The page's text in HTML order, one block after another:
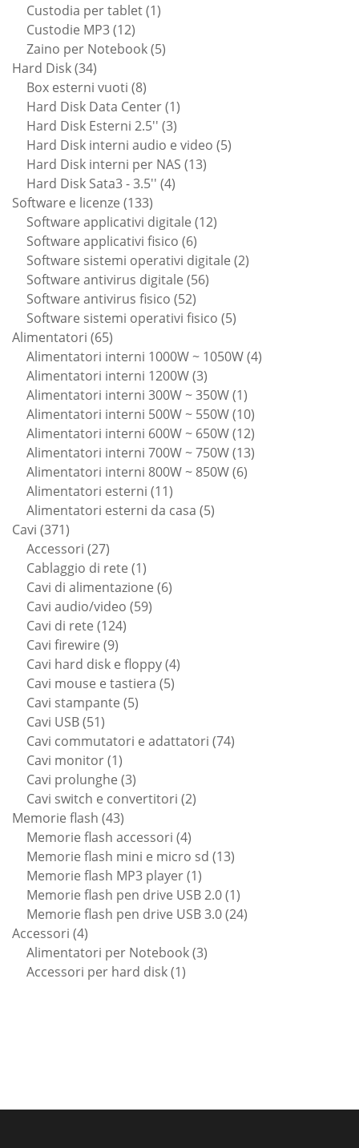
Custodia per tablet 11
Custodie MP3 1212
prodotti
Zaino per Notebook 55
Hard Disk 3434
prodotti
Box esterni vuoti 88
prodotti
Hard Disk Data Center 11
prodotto
Hard Disk Esterni 2.5'' 33
prodotti
Hard Disk interni audio e video 55
Hard Disk interni per NAS 1313
Hard Disk Sata3 - 3.5'' 44
Software e licenze 133133
prodotti
Software applicativi digitale 1212
Software applicativi fisico 66
prodotti
Software sistemi operativi digitale 22
Software antivirus digitale 5656
Software antivirus fisico 5252
prodotti
Software sistemi operativi fisico 55
Alimentatori 6565
prodotti
Alimentatori interni 1000W ~ 1050W 44
Alimentatori interni 1200W 33
prodotti
Alimentatori interni 300W ~ 350W 11
prodotto
Alimentatori interni 500W ~ 550W 1010
prodotti
Alimentatori interni 600W ~ 650W 1212
prodotti
Alimentatori interni 700W ~ 750W 1313
Alimentatori interni 800W ~ 850W 66
Alimentatori esterni 1111
prodotti
Alimentatori esterni da casa 55
Cavi 371371
prodotti
Accessori 2727
prodotti
Cablaggio di rete 11
prodotto
Cavi di alimentazione 66
Cavi audio/video 5959
Cavi di rete 124124
Cavi firewire 99
prodotti
Cavi hard disk e floppy 44
Cavi mouse e tastiera 55
Cavi stampante 55
Cavi USB 5151
prodotti
Cavi commutatori e adattatori 7474
Cavi monitor 11
prodotto
Cavi prolunghe 33
prodotti
Cavi switch e convertitori 22
Memorie flash 4343
prodotti
Memorie flash accessori 44
prodotti
Memorie flash mini e micro sd 1313
Memorie flash MP3 player 11
prodotto
Memorie flash pen drive USB 2.0 11
prodotto
Memorie flash pen drive USB 3.0 2424
Accessori 44
prodotti
Alimentatori per Notebook 33
Accessori per hard disk 11